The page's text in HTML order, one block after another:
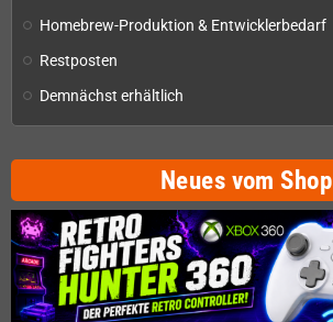
Homebrew-Produktion & Entwicklerbedarf
Restposten
Demnächst erhältlich
Neues vom Shop